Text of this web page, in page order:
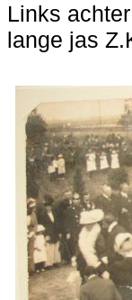
Links
lange jas